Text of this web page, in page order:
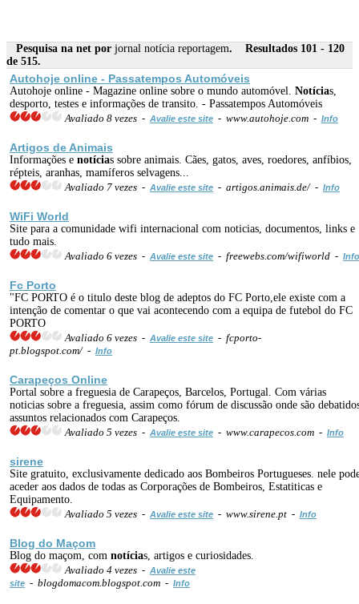
Pesquisa na net por jornal notícia reportagem. Resultados 101 - 120
de 515.
Autohoje online - Passatempos Automóveis
Autohoje online - Magazine online sobre o mundo automóvel. Notícias,
desporto, testes e informações de transito. - Passatempos Automóveis
Avaliado 8 vezes - Avalie este site - www.autohoje.com - Info
Artigos de Animais
Informações e notícias sobre animais. Cães, gatos, aves, roedores, anfíbios,
répteis, aranhas, mamíferos selvagens...
Avaliado 7 vezes - Avalie este site - artigos.animais.de/ - Info
WiFi World
Site para a comunidade wifi internacional com noticias, documentos, links e
tudo mais.
Avaliado 6 vezes - Avalie este site - freewebs.com/wifiworld - Info
Fc Porto
"FC PORTO é o titulo deste blog de adeptos do FC Porto,ele existe com a
intenção de comentar o que vai acontecendo com a equipa de futebol do FC
PORTO
Avaliado 6 vezes - Avalie este site - fcporto-
pt.blogspot.com/ - Info
Carapeços Online
Portal sobre a freguesia de Carapeços, Barcelos, Portugal. Com várias
noticias sobre a freguesia, assim como fórum de discussão onde são
assuntos relacionados com Carapeços.
Avaliado 5 vezes - Avalie este site - www.carapecos.com - Info
sirene
Site gratuito, exclusivamente dedicado aos Bombeiros Portugueses. nele
aceder aos dados de todas as Corporações de Bombeiros, Estatiticas e
Equipamento.
Avaliado 5 vezes - Avalie este site - www.sirene.pt - Info
Blog do Maçom
Blog do maçom, com notícias, artigos e curiosidades.
Avaliado 4 vezes - Avalie este
site - blogdomacom.blogspot.com - Info